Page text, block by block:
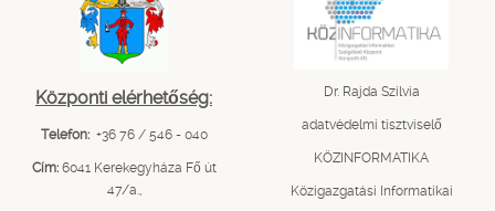
Központi elérhetőség:
Telefon: +36 76 / 546 - 040
Cím: 6041 Kerekegyháza Fő út
47/a.,
Dr. Rajda Szilvia
adatvédelmi tisztviselő
KÖZINFORMATIKA
Közigazgatási Informatikai